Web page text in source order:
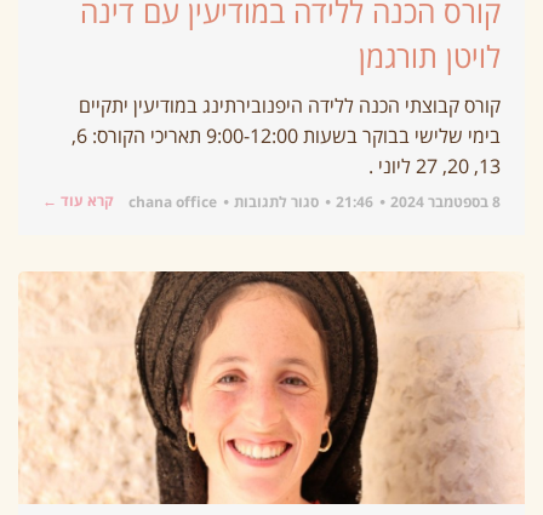
קורס הכנה ללידה במודיעין עם דינה
לויטן תורגמן
קורס קבוצתי הכנה ללידה היפנובירתינג במודיעין יתקיים
בימי שלישי בבוקר בשעות 9:00-12:00 תאריכי הקורס: 6,
13, 20, 27 ליוני .
8 בספטמבר 2024 21:46 סגור לתגובות chana office קרא עוד ←